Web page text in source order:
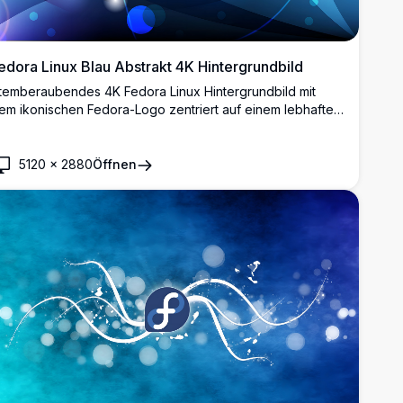
Linux Blau Abstrakt 4K Hintergrundbild
4K Fedora Linux Hintergrundbild mit
ikonischen Fedora-Logo zentriert auf einem lebhaften
5120 × 2880Öffnen